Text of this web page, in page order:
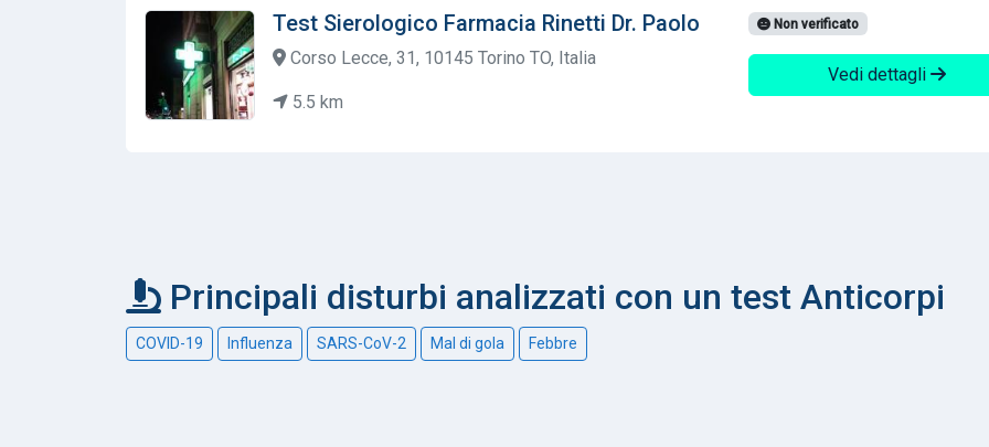
Test Sierologico Farmacia Rinetti Dr. Paolo
Corso Lecce, 31, 10145 Torino TO, Italia
5.5 km
Non verificato
Vedi dettagli
Principali disturbi analizzati con un test Anticorpi
COVID-19 Influenza SARS-CoV-2 Mal di gola Febbre